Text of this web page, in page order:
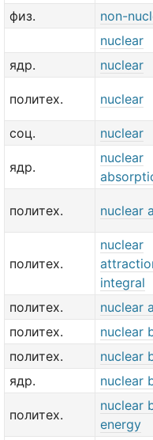
физ.
non-
nuclear
ядр.
nuclear
политех. nuclear
соц.
nuclear
ядр.
nuclear
политех. nuclear
политех.
nuclear
integral
политех.
nuclear
политех.
nuclear
политех.
nuclear
ядр.
nuclear
политех.
nuclear
energy